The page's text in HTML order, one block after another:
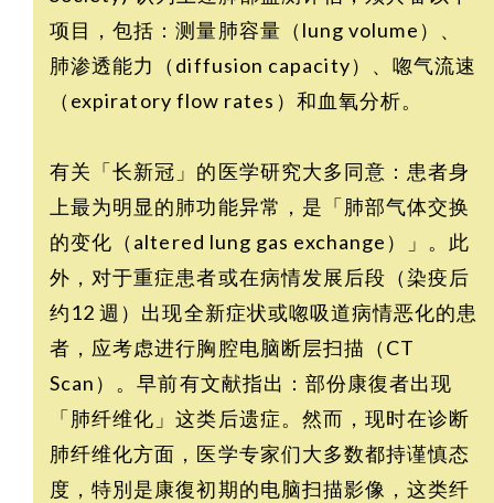
项目，包括：测量肺容量（lung volume）、
肺渗透能力（diffusion capacity）、唿气流速
（expiratory flow rates）和血氧分析。
有关「长新冠」的医学研究大多同意：患者身
上最为明显的肺功能异常，是「肺部气体交换
的变化（altered lung gas exchange）」。此
外，对于重症患者或在病情发展后段（染疫后
约12 週）出现全新症状或唿吸道病情恶化的患
者，应考虑进行胸腔电脑断层扫描（CT
Scan）。早前有文献指出：部份康復者出现
「肺纤维化」这类后遗症。然而，现时在诊断
肺纤维化方面，医学专家们大多数都持谨慎态
度，特別是康復初期的电脑扫描影像，这类纤